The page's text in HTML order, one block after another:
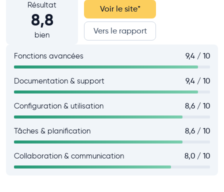
Résultat
8,8
bien
Voir le site*
Vers le rapport
Fonctions avancées 9,4 / 10
Documentation & support 9,4 / 10
Configuration & utilisation 8,6 / 10
Tâches & planification 8,6 / 10
Collaboration & communication 8,0 / 10